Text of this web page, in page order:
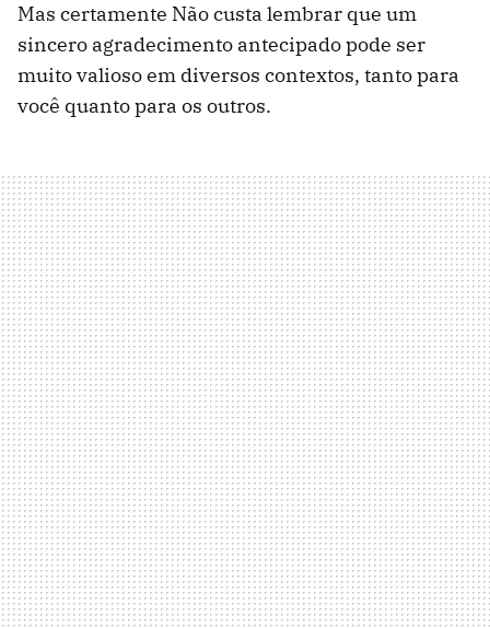
Mas certamente Não custa lembrar que um
sincero agradecimento antecipado pode ser
muito valioso em diversos contextos, tanto para
você quanto para os outros.